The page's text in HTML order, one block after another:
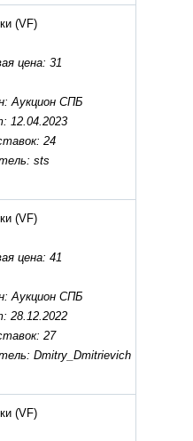
(VF)
цена: 31
Аукцион СПБ
12.04.2023
24
sts
(VF)
цена: 41
Аукцион СПБ
28.12.2022
27
Dmitry_Dmitrievich
(VF)